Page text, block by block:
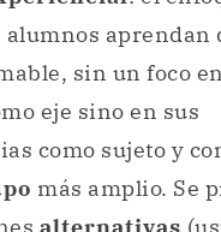
más amplio. Se
alternativas
que le
sus fortalezas y